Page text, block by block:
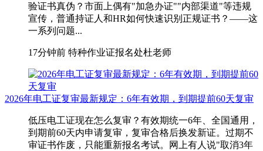
验证书真伪？市面上偶有"加急办证""内部渠道"等违规
宣传，普通持证人和HR如何快速识别正规证书？——这
一系列问题...
17分钟前 特种作业证报名处杜老师
2026年电工证复审最新规定：6年有效期，到期提前60天复审
低压电工证现在怎么复审？有效期统一6年、全国通用，
到期前60天内申请复审，复审合格后换发新证。过期不
审证书作废，只能重新报名考试。网上有人说"取消3年